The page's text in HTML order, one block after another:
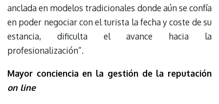
anclada en modelos tradicionales donde aún se confía
en poder negociar con el turista la fecha y coste de su
estancia, dificulta el avance hacia la
profesionalización”.
Mayor conciencia en la gestión de la reputación
on line